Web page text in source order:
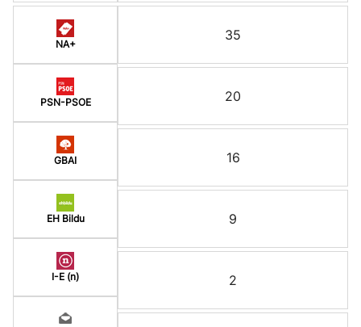
NA+
PSN-PSOE
GBAI
EH Bildu
I-E (n)
35
20
16
9
2